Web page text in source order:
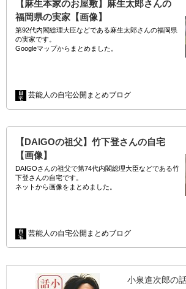
【麻生本家のお屋敷】麻生太郎さんの
福岡県の実家【画像】
第92代内閣総理大臣などである麻生太郎さんの福岡県
の実家です。
Googleマップからまとめました。
このお屋敷は福岡県飯塚市に存在しています。
芸能人の自宅公開まとめブログ
【DAIGOの祖父】竹下登さんの自宅
【画像】
DAIGOさんの祖父で第74代内閣総理大臣などである竹
下登さんの自宅です。
ネットから画像をまとめました。
芸能人の自宅公開まとめブログ
小泉進次郎の